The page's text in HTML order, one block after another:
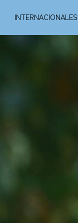
INTERNACIONALES